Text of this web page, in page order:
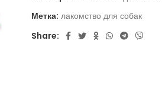
Метка: лакомство для собак
Share: